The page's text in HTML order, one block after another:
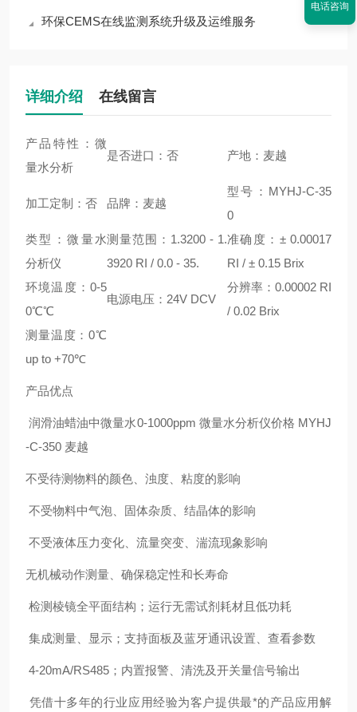
环保CEMS在线监测系统升级及运维服务
详细介绍 在线留言
产品特性：微
量水分析
是否进口：否 产地：麦越
加工定制：否 品牌：麦越
型号：MYHJ-C-35
0
类型：微量水
分析仪
测量范围：1.3200 - 1.
3920 RI / 0.0 - 35.
准确度：± 0.00017
RI / ± 0.15 Brix
环境温度：0-5
0℃℃
电源电压：24V DCV
分辨率：0.00002 RI
/ 0.02 Brix
测量温度：0℃
up to +70℃
产品优点
润滑油蜡油中微量水0-1000ppm 微量水分析仪价格 MYHJ
-C-350 麦越
不受待测物料的颜色、浊度、粘度的影响
不受物料中气泡、固体杂质、结晶体的影响
不受液体压力变化、流量突变、湍流现象影响
无机械动作测量、确保稳定性和长寿命
检测棱镜全平面结构；运行无需试剂耗材且低功耗
集成测量、显示；支持面板及蓝牙通讯设置、查看参数
4-20mA/RS485；内置报警、清洗及开关量信号输出
凭借十多年的行业应用经验为客户提供最*的产品应用解
电话咨询